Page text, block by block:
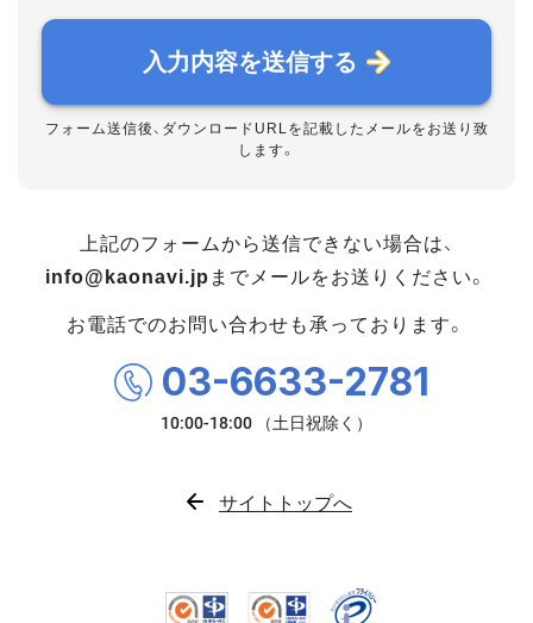
入力内容を送信する
フォーム送信後、ダウンロードURLを記載したメールをお送り致
します。
上記のフォームから送信できない場合は、
info@kaonavi.jp までメールをお送りください。
お電話でのお問い合わせも承っております。
03-6633-2781
サイトトップへ